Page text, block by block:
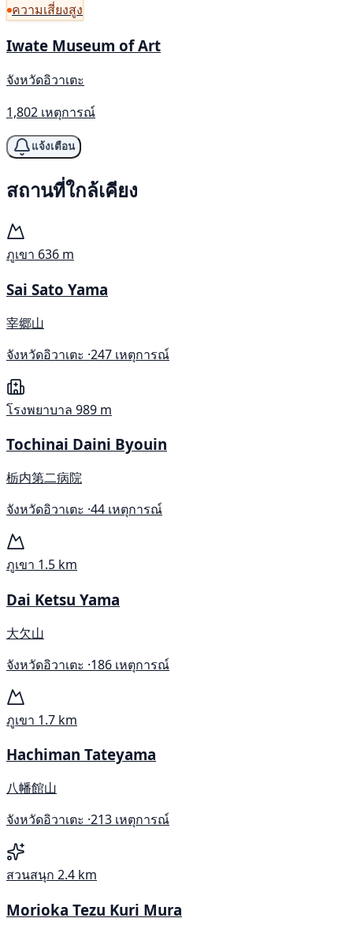
ความเสี่ยงสูง
Iwate Museum of Art
จังหวัดอิวาเตะ
1,802 เหตุการณ์
แจ้งเตือน
สถานที่ใกล้เคียง
ภูเขา 636 m
Sai Sato Yama
宰郷山
จังหวัดอิวาเตะ ·247 เหตุการณ์
โรงพยาบาล 989 m
Tochinai Daini Byouin
栃内第二病院
จังหวัดอิวาเตะ ·44 เหตุการณ์
ภูเขา 1.5 km
Dai Ketsu Yama
大欠山
จังหวัดอิวาเตะ ·186 เหตุการณ์
ภูเขา 1.7 km
Hachiman Tateyama
八幡館山
จังหวัดอิวาเตะ ·213 เหตุการณ์
สวนสนุก 2.4 km
Morioka Tezu Kuri Mura